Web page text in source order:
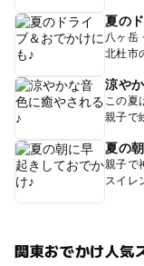
夏の
八ヶ岳
北杜市
涼や
この夏
親子で
夏の
親子で
スイレ
関東おでかけ人気